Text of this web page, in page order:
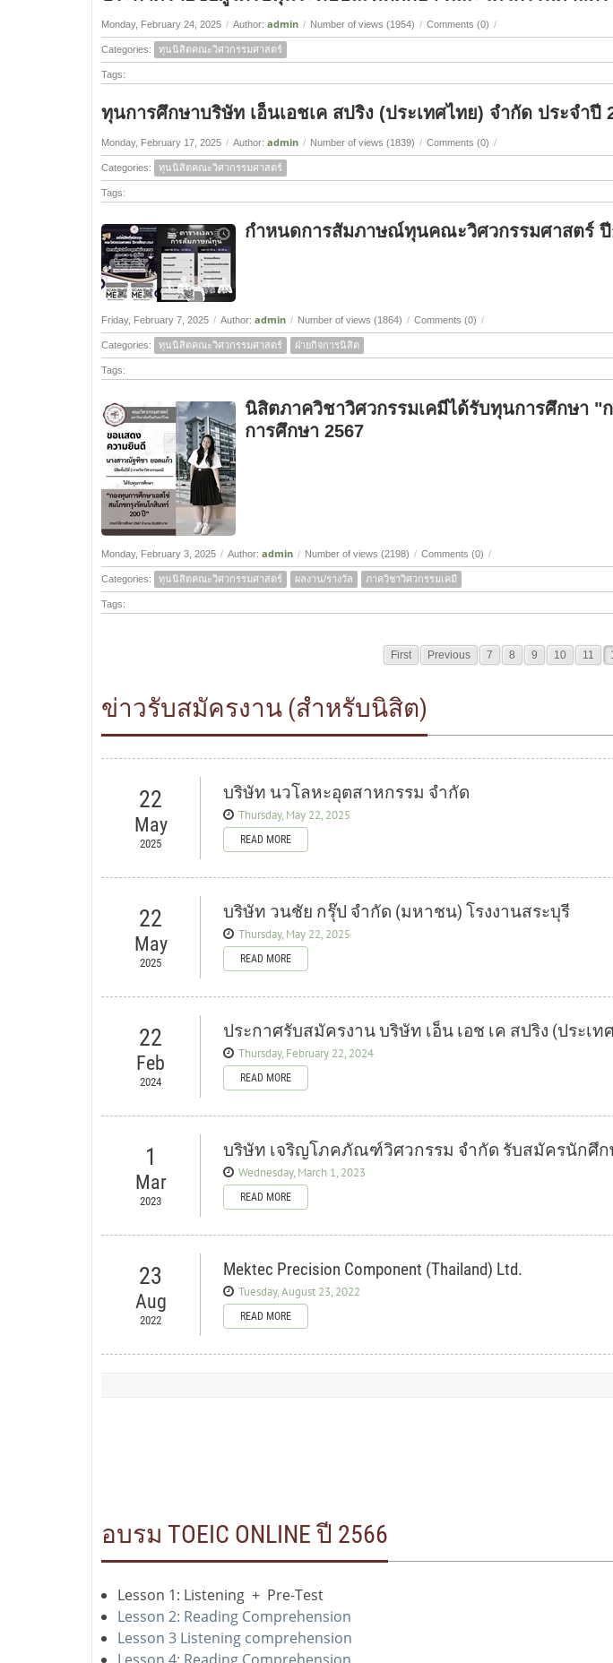
Monday, February 24, 2025 / Author: admin / Number of views (1954) / Comments (0) /
Categories: ทุนนิสิตคณะวิศวกรรมศาสตร์
Tags:
ทุนการศึกษาบริษัท เอ็นเอชเค สปริง (ประเทศไทย) จำกัด ประจำปี
Monday, February 17, 2025 / Author: admin / Number of views (1839) / Comments (0) /
Categories: ทุนนิสิตคณะวิศวกรรมศาสตร์
Tags:
กำหนดการสัมภาษณ์ทุนคณะวิศวกรรมศาสตร์ ปี
Friday, February 7, 2025 / Author: admin / Number of views (1864) / Comments (0) /
Categories: ทุนนิสิตคณะวิศวกรรมศาสตร์ ฝ่ายกิจการนิสิต
Tags:
นิสิตภาควิชาวิศวกรรมเคมีได้รับทุนการศึกษา "
การศึกษา 2567
Monday, February 3, 2025 / Author: admin / Number of views (2198) / Comments (0) /
Categories: ทุนนิสิตคณะวิศวกรรมศาสตร์ ผลงาน/รางวัล ภาควิชาวิศวกรรมเคมี
Tags:
First Previous 7 8 9 10 11
ข่าวรับสมัครงาน (สำหรับนิสิต)
22
May
2025
บริษัท นวโลหะอุตสาหกรรม จำกัด
Thursday, May 22, 2025
READ MORE
22
May
2025
บริษัท วนชัย กรุ๊ป จำกัด (มหาชน) โรงงานสระบุรี
Thursday, May 22, 2025
READ MORE
22
Feb
2024
ประกาศรับสมัครงาน บริษัท เอ็น เอช เค สปริง (ประเ
Thursday, February 22, 2024
READ MORE
1
Mar
2023
บริษัท เจริญโภคภัณฑ์วิศวกรรม จำกัด รับสมัครนักศึก
Wednesday, March 1, 2023
READ MORE
23
Aug
2022
Mektec Precision Component (Thailand) Ltd.
Tuesday, August 23, 2022
READ MORE
อบรม TOEIC ONLINE ปี 2566
Lesson 1: Listening + Pre-Test
Lesson 2: Reading Comprehension
Lesson 3 Listening comprehension